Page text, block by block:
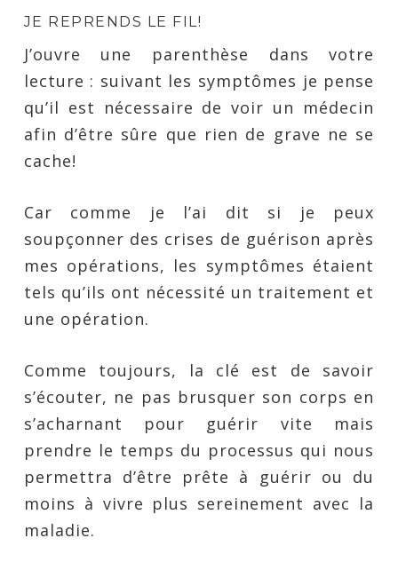
JE REPRENDS LE FIL!
J’ouvre une parenthèse dans votre
lecture : suivant les symptômes je pense
qu’il est nécessaire de voir un médecin
afin d’être sûre que rien de grave ne se
cache!
Car comme je l’ai dit si je peux
soupçonner des crises de guérison après
mes opérations, les symptômes étaient
tels qu’ils ont nécessité un traitement et
une opération.
Comme toujours, la clé est de savoir
s’écouter, ne pas brusquer son corps en
s’acharnant pour guérir vite mais
prendre le temps du processus qui nous
permettra d’être prête à guérir ou du
moins à vivre plus sereinement avec la
maladie.